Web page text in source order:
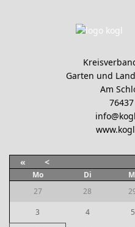
Garten und
Am
« <
Mo Di
27
28
3
4 5